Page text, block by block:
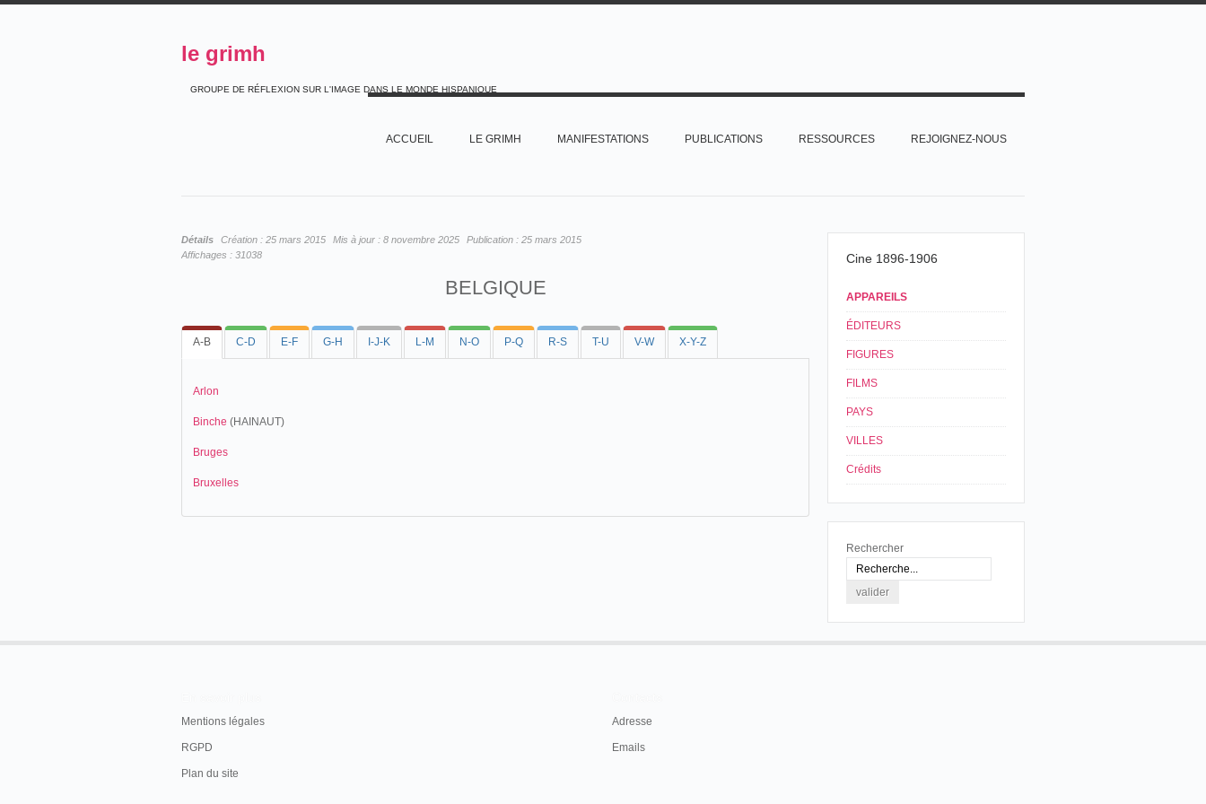
le grimh
GROUPE DE RÉFLEXION SUR L'IMAGE DANS LE MONDE HISPANIQUE
ACCUEIL LE GRIMH MANIFESTATIONS PUBLICATIONS RESSOURCES REJOIGNEZ-NOUS
Détails Création : 25 mars 2015 Mis à jour : 8 novembre 2025 Publication : 25 mars 2015
Affichages : 31038
BELGIQUE
A-B C-D E-F G-H I-J-K L-M N-O P-Q R-S T-U V-W X-Y-Z
Arlon
Binche (HAINAUT)
Bruges
Bruxelles
Cine 1896-1906
APPAREILS
ÉDITEURS
FIGURES
FILMS
PAYS
VILLES
Crédits
Rechercher
Mentions légales
RGPD
Plan du site
Adresse
Emails